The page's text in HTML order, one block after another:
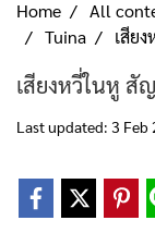
Home All
Tuina
เสีย
เสียงหวี่ในหู สั
Last updated: 3 Feb